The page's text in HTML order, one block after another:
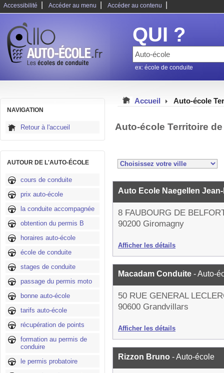
Accessibilité Accéder au menu Accéder au contenu
QUI ?
ex: école de conduite
NAVIGATION
Retour à l'accueil
AUTOUR DE L'AUTO-ÉCOLE
cours de conduite
prix auto-école
la conduite accompagnée
obtention du permis B
horaires auto-école
école de conduite
stages de conduite
passage du permis moto
bonne auto-école
tarifs auto-école
récupération de points
formation au permis de
conduire
le permis probatoire
Accueil Auto-école
Auto-école Territoire
Auto Ecole Naegellen
8 FAUBOURG DE
90200 Giromagny
Afficher les détails
Macadam Conduite - Auto-
50 RUE GENERAL
90600 Grandvillars
Afficher les détails
Rizzon Bruno - Auto-école